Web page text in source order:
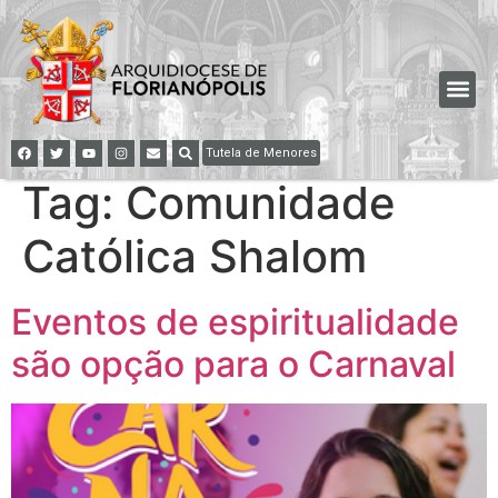
Tutela de Menores
Tag: Comunidade
Católica Shalom
Eventos de espiritualidade
são opção para o Carnaval